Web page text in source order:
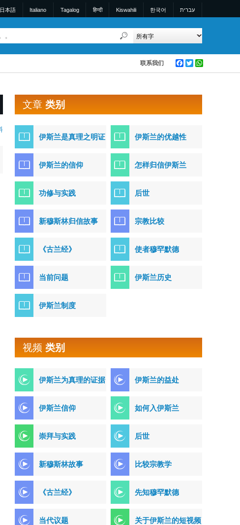
日本語 Italiano Tagalog हिन्दी Kiswahili 한국어 עברית
Facebook
Twitter
联系我们
文章类别
伊斯兰是真理之明证 伊斯兰的优越性
伊斯兰的信仰 怎样归信伊斯兰
功修与实践 后世
新穆斯林归信故事 宗教比较
《古兰经》 使者穆罕默德
当前问题 伊斯兰历史
伊斯兰制度
视频类别
伊斯兰为真理的证据 伊斯兰的益处
伊斯兰信仰 如何入伊斯兰
崇拜与实践 后世
新穆斯林故事 比较宗教学
《古兰经》 先知穆罕默德
当代议题 关于伊斯兰的短视频